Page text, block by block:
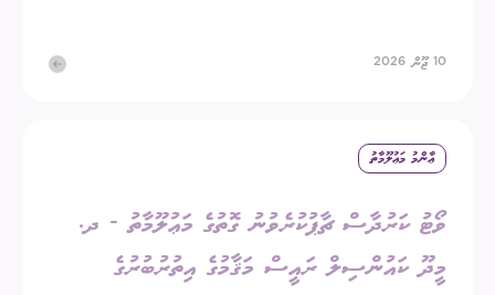
10 ޖޫން 2026
ޢާންމު މަޢުލޫމާތު
ވޯޓު ކަރުދާސް ޗާޕުކުރެވުނު ގޮތުގެ މަޢުލޫމާތު - ދ.
މީދޫ ކައުންސިލް ރައީސް މަޤާމުގެ އިތުރުބުރުގެ